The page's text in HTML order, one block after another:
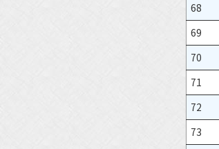
68
69
70
71
72
73